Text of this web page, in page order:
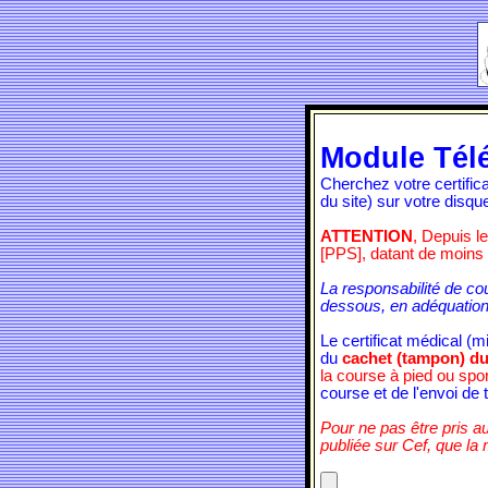
Module
Cherchez votre
du site) sur votre
ATTENTION , Depuis
[PPS], datant de
La responsabilité de
dessous, en
Le certificat médical
du cachet (tampon)
la course à pied ou
course et de l'envoi de
Pour ne pas être pris
publiée sur Cef, que la